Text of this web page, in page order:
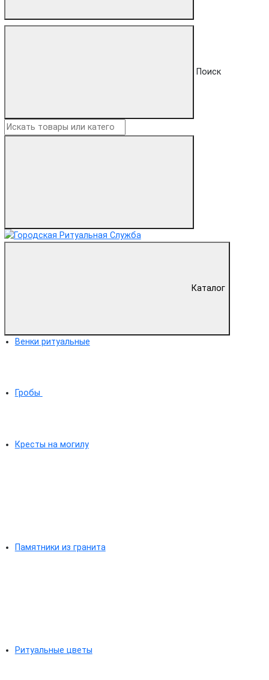
Поиск
Каталог
Венки ритуальные
Гробы
Кресты на могилу
Памятники из гранита
Ритуальные цветы